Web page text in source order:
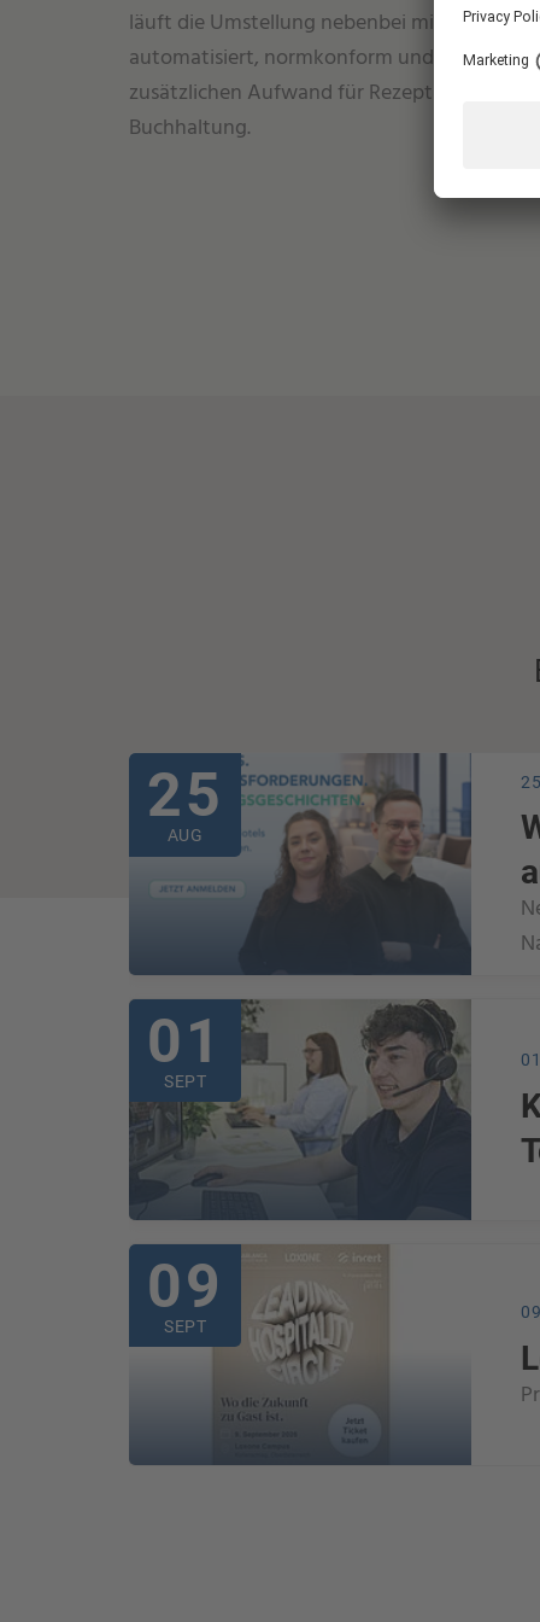
läuft die Umstellung nebenbei mit –
automatisiert, normkonform und ohne
zusätzlichen Aufwand für Rezeption und
Buchhaltung.
25
AUG
01
SEPT
09
SEPT